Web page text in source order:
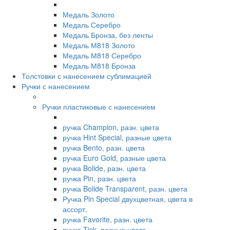
Медаль Золото
Медаль Серебро
Медаль Бронза, без ленты
Медаль М818 Золото
Медаль М818 Серебро
Медаль М818 Бронза
Толстовки с нанесением сублимацией
Ручки с нанесением
Ручки пластиковые с нанесением
ручка Champion, разн. цвета
ручка Hint Special, разные цвета
ручка Bento, разн. цвета
ручка Euro Gold, разные цвета
ручка Bolide, разн. цвета
ручка Pin, разн. цвета
ручка Bolide Transparent, разн. цвета
Ручка Pin Special двухцветная, цвета в
ассорт.
ручка Favorite, разн. цвета